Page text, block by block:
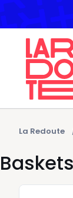
La Redoute